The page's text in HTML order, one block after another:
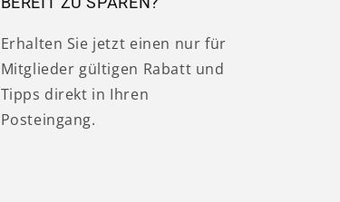
Erhalten Sie jetzt einen nur für
Mitglieder gültigen Rabatt und
Tipps direkt in Ihren
Posteingang.